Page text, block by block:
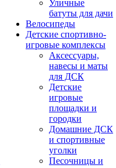
Уличные
батуты для дачи
Велосипеды
Детские спортивно-
игровые комплексы
Аксессуары,
навесы и маты
для ДСК
Детские
игровые
площадки и
городки
Домашние ДСК
и спортивные
уголки
Песочницы и